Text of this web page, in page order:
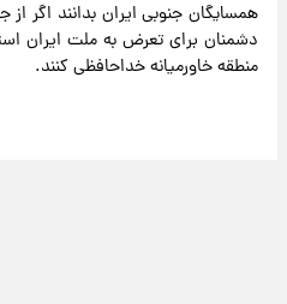
‌همسایگان جنوبی ایران بدانند اگر
دشمنان برای تعرض به ملت ایران
منطقه خاورمیانه خداحافظی کنند.